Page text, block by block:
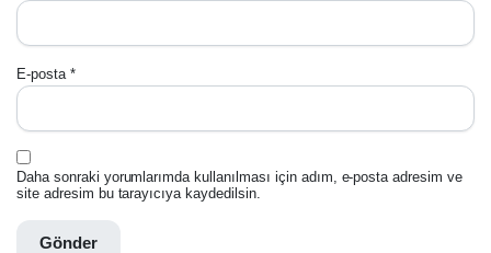
E-posta *
Daha sonraki yorumlarımda kullanılması için adım, e-posta adresim ve
site adresim bu tarayıcıya kaydedilsin.